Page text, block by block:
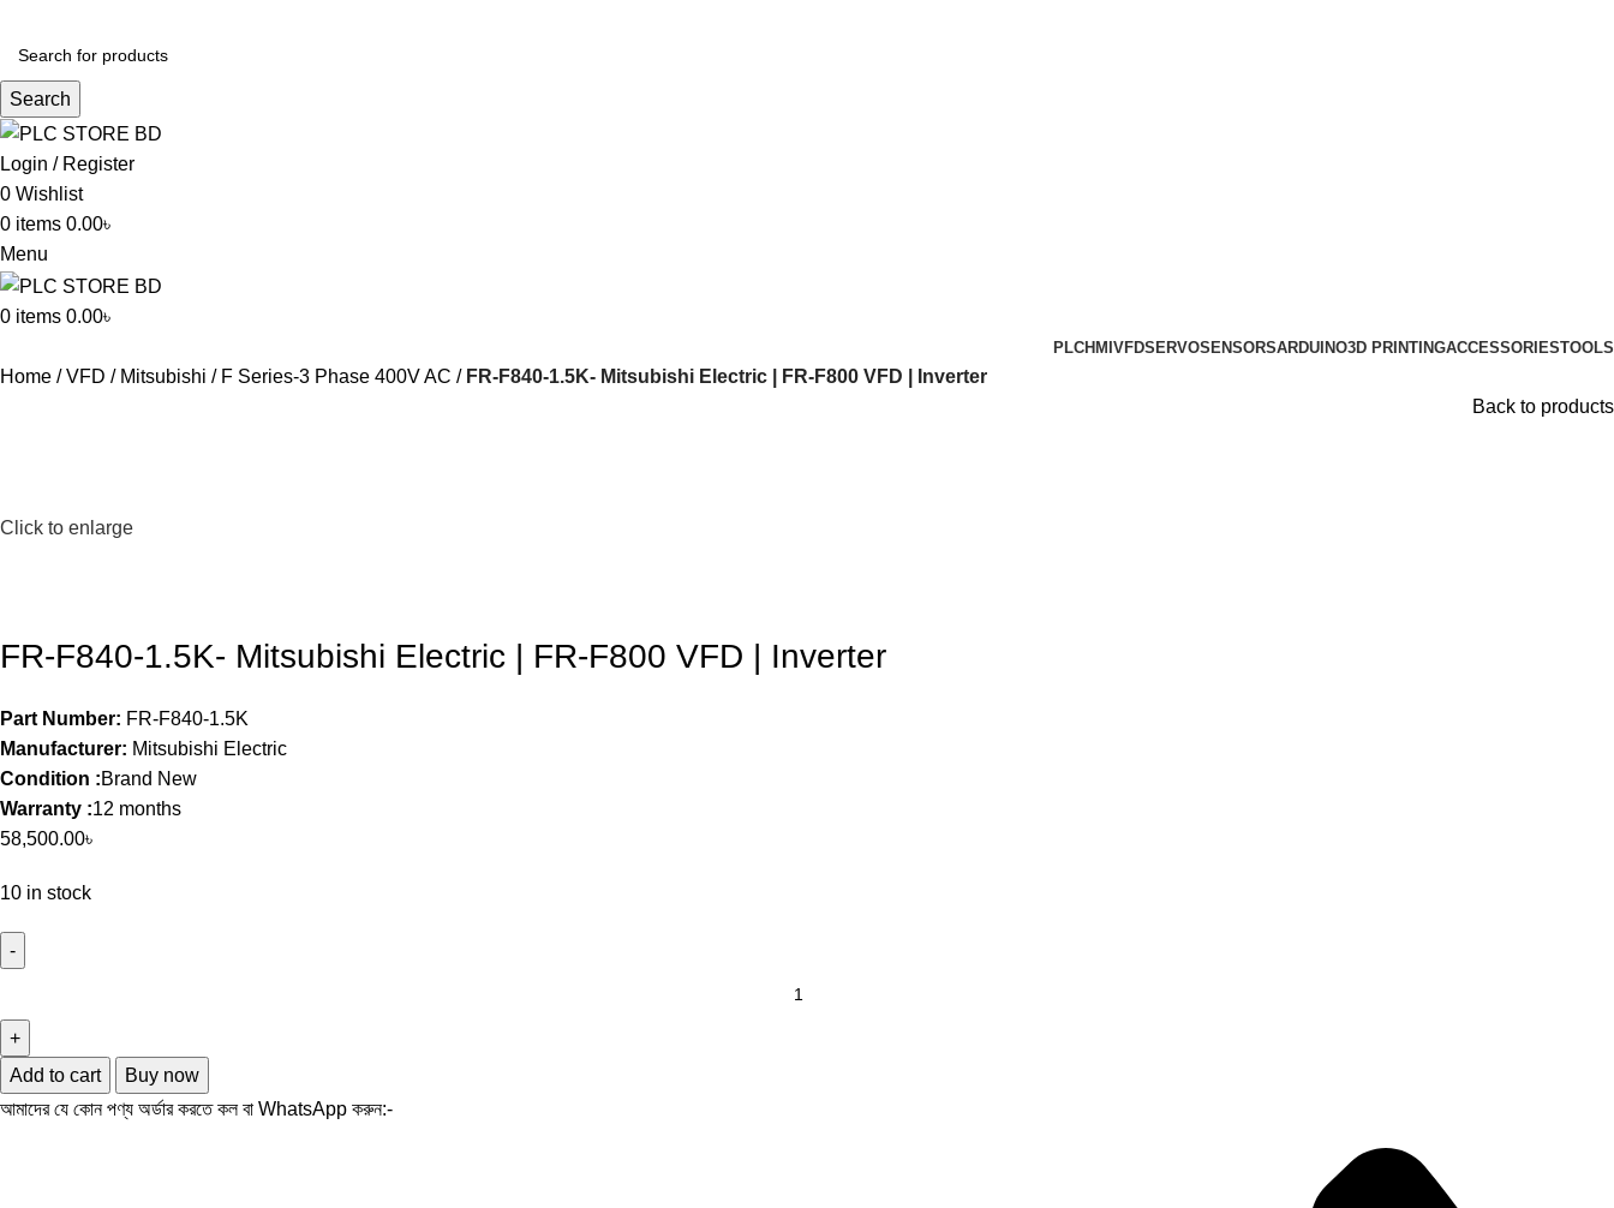
Search
Login / Register
0 Wishlist
0 items 0.00৳
Menu
0 items 0.00৳
PLCHMIVFDSERVOSENSORSARDUINO3D PRINTINGACCESSORIESTOOLS
Home VFD Mitsubishi F Series-3 Phase 400V AC
FR-F840-1.5K- Mitsubishi Electric | FR-F800 VFD | Inverter
Back to products
Click to enlarge
FR-F840-1.5K- Mitsubishi Electric | FR-F800 VFD | Inverter
Part Number: FR-F840-1.5K
Manufacturer: Mitsubishi Electric
Condition :Brand New
Warranty :12 months
58,500.00৳
10 in stock
Add to cart
Buy now
আমাদের যে কোন পণ্য অর্ডার করতে কল বা WhatsApp করুন:-